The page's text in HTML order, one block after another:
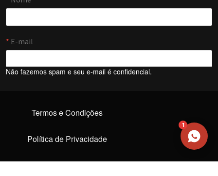
Não fazemos spam e seu e-mail é confidencial.
Termos e Condições
Política de Privacidade
Política de trocas e devoluções
1